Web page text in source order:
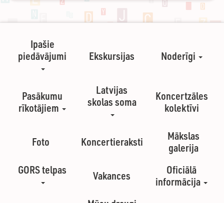
Ipašie
piedāvājumi
Ekskursijas Noderīgi
Pasākumu
rīkotājiem
Latvijas
skolas soma
Koncertzāles
kolektīvi
Foto Koncertieraksti
Mākslas
galerija
GORS telpas
Vakances
Oficiālā
informācija